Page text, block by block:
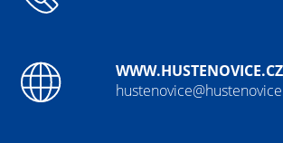
WWW.HUSTENOVICE.CZ